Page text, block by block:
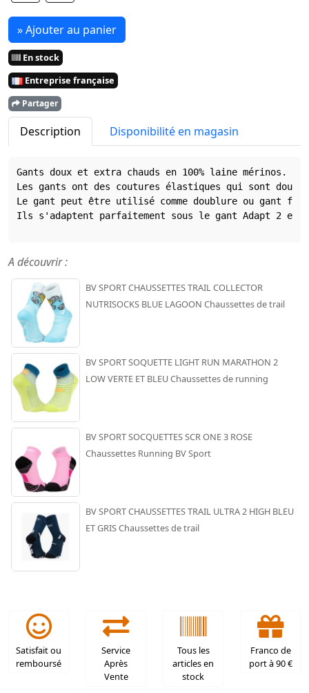
» Ajouter au panier
En stock
Entreprise française
Partager
Description Disponibilité en magasin
Gants doux et extra chauds en 100% laine mérinos.
Les gants ont des coutures élastiques qui sont
Le gant peut être utilisé comme doublure ou gant
Ils s'adaptent parfaitement sous le gant Adapt 2
A découvrir :
BV SPORT CHAUSSETTES TRAIL COLLECTOR
NUTRISOCKS BLUE LAGOON Chaussettes de trail
BV SPORT SOQUETTE LIGHT RUN MARATHON 2
LOW VERTE ET BLEU Chaussettes de running
BV SPORT SOCQUETTES SCR ONE 3 ROSE
Chaussettes Running BV Sport
BV SPORT CHAUSSETTES TRAIL ULTRA 2 HIGH BLEU
ET GRIS Chaussettes de trail
Satisfait ou
remboursé
Service
Après
Vente
Tous les
articles en
stock
Franco de
port à 90 €